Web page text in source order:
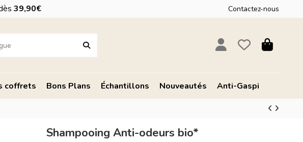
39,90€ Contactez-nous
coffrets Bons Plans Échantillons Nouveautés Anti-Gaspi
Shampooing Anti-odeurs bio*